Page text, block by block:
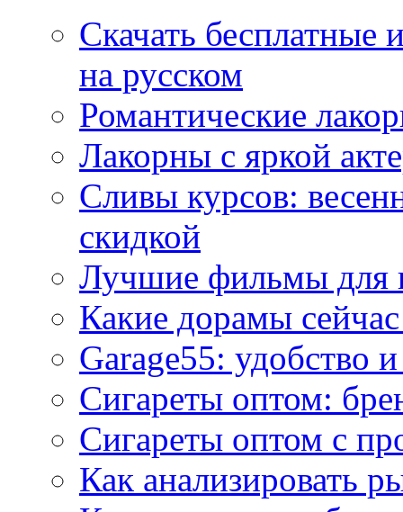
Скачать
на русском
Романтические
Лакорны с яркой
Сливы курсов:
скидкой
Лучшие фильмы для
Какие дорамы
Garage55: удобство
Сигареты оптом:
Сигареты оптом с
Как анализировать